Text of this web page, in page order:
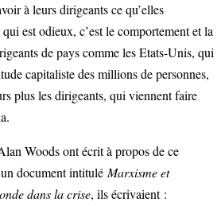
à leurs dirigeants ce qu’elles
est odieux, c’est le comportement et la
de pays comme les Etats-Unis, qui
capitaliste des millions de personnes,
plus les dirigeants, qui viennent faire
Woods ont écrit à propos de ce
document intitulé Marxisme et
dans la crise, ils écrivaient :